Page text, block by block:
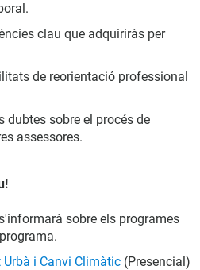
clau que adquiriràs per
de reorientació professional
dubtes sobre el procés de
assessores.
sobre els programes
i Canvi Climàtic (Presencial)